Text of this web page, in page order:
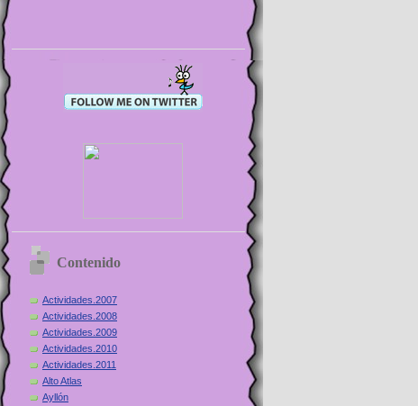
Contenido
Actividades.2007
Actividades.2008
Actividades.2009
Actividades.2010
Actividades.2011
Alto Atlas
Ayllón